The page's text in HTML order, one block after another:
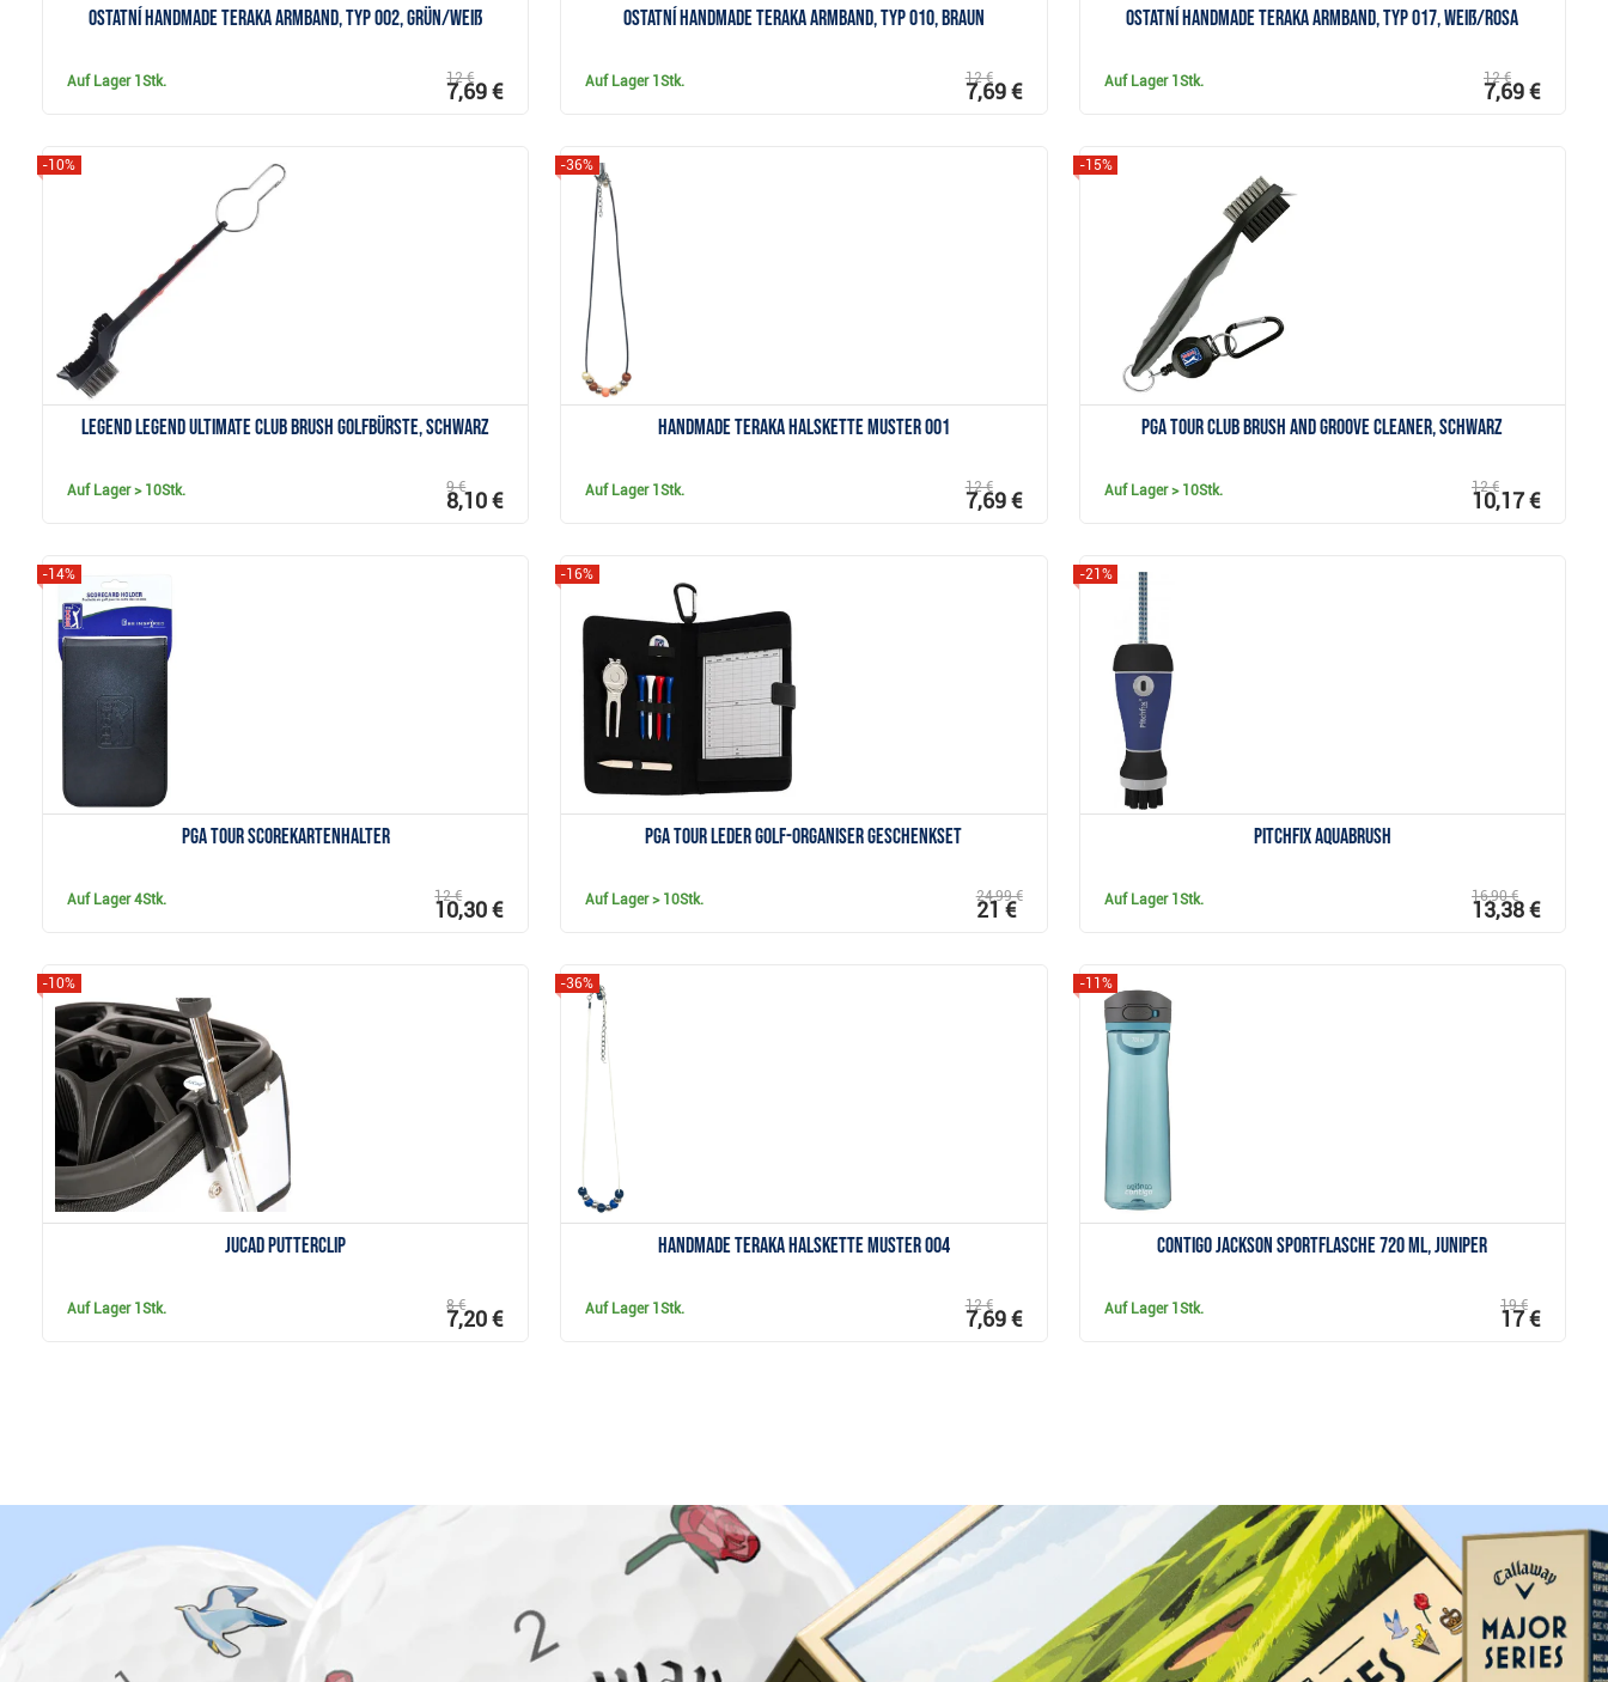
Ostatní Handmade Teraka Armband, Typ 002, grün/weiß
Auf Lager 1Stk. 12 €
7,69 €
Ostatní Handmade Teraka Armband, Typ 010, braun
Auf Lager 1Stk. 12 €
7,69 €
Ostatní Handmade Teraka Armband, Typ 017, weiß/rosa
Auf Lager 1Stk. 12 €
7,69 €
Legend Legend Ultimate Club Brush Golfbürste, schwarz
-10%
Auf Lager> 10Stk. 9 €
8,10 €
Anzeigen
Handmade Teraka Halskette Muster 001
-36%
Auf Lager 1Stk. 12 €
7,69 €
PGA Tour Club Brush and Groove Cleaner, schwarz
-15%
Auf Lager> 10Stk. 12 €
10,17 €
Anzeigen
PGA Tour Scorekartenhalter
-14%
Auf Lager4Stk. 12 €
10,30 €
PGA TOUR Leder Golf-Organiser Geschenkset
-16%
Auf Lager> 10Stk. 24,99 €
21 €
Anzeigen
Pitchfix Aquabrush
-21%
Auf Lager 1Stk. 16,90 €
13,38 €
JuCad Putterclip
-10%
Auf Lager 1Stk. 8 €
7,20 €
Anzeigen
Handmade Teraka Halskette Muster 004
-36%
Auf Lager 1Stk. 12 €
7,69 €
Contigo Jackson Sportflasche 720 ml, juniper
-11%
Auf Lager 1Stk. 19 €
17 €
Warum bei Golfbrothers.de kaufen?